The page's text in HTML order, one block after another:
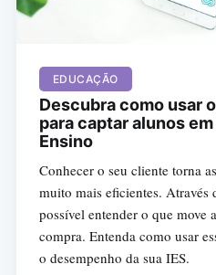
EDUCAÇÃO
Descubra como usar
para captar alunos
Ensino
Conhecer o seu cliente torna
muito mais eficientes. Através
possível entender o que move
compra. Entenda como usar
o desempenho da sua IES.